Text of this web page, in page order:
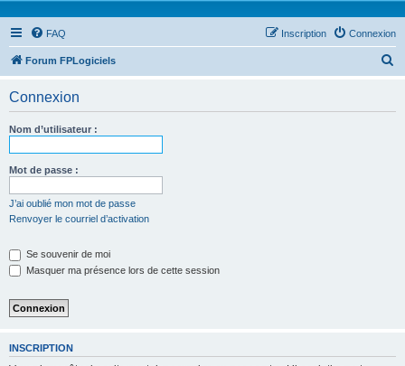
FAQ Connexion
Inscription
Forum FPLogiciels
Connexion
Nom d’utilisateur :
Mot de passe :
J’ai oublié mon mot de passe
Renvoyer le courriel d’activation
Se souvenir de moi
Masquer ma présence lors de cette session
INSCRIPTION